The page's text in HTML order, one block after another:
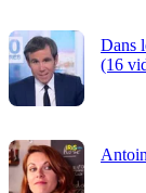
Dans
(16